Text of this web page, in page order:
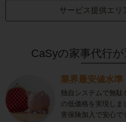
サービス提供エリ
CaSyの家事代行
業界最安値水準
独自システムで無
の低価格を実現しま
害保険加入で安心で